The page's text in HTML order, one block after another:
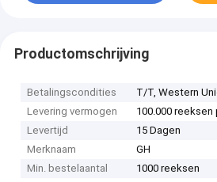
Productomschrijving
Betalingscondities
T/T, Western
Levering vermogen
100.000 reeksen
Levertijd
15 Dagen
Merknaam
GH
Min. bestelaantal
1000 reeksen